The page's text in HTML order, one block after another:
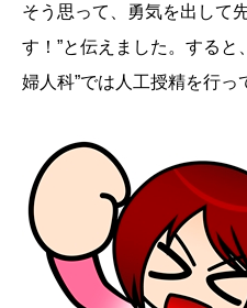
そう思って、勇気を出して
す！”と伝えました。すると
婦人科”では人工授精を行っ